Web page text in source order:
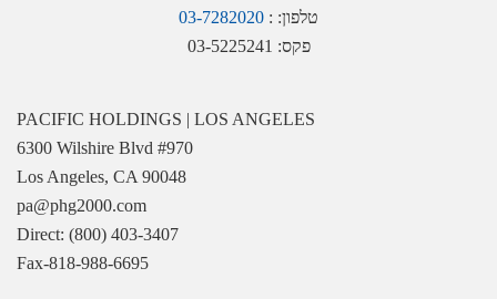
טלפון: : 03-7282020
פקס: 03-5225241
PACIFIC HOLDINGS | LOS ANGELES
6300 Wilshire Blvd #970
Los Angeles, CA 90048
pa@phg2000.com
Direct: (800) 403-3407
Fax-818-988-6695